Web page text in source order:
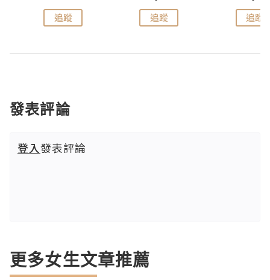
追蹤 追蹤 追蹤
發表評論
登入發表評論
更多女生文章推薦